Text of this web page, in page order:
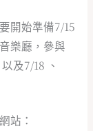
開始準備7/15
樂廳，參與
及7/18 、
站：